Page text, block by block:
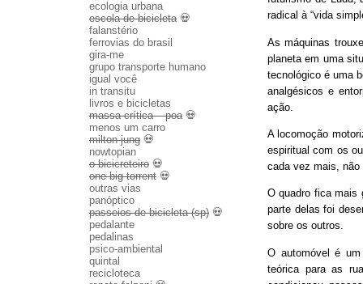
radical à “vida
As máquinas
planeta em uma
tecnológico é uma
analgésicos e
ação.
A locomoção
espiritual com os
cada vez mais,
O quadro fica mais
parte delas foi
sobre os outros.
O automóvel é
teórica para as
ecologia urbana
escola de bicicleta💀
falanstério
ferrovias do brasil
gira-me
grupo transporte humano
igual você
in transitu
livros e bicicletas
massa crítica – poa💀
menos um carro
milton jung 💀
nowtopian
o bicicreteiro 💀
one big torrent 💀
outras vias
panóptico
passeios de bicicleta (sp) 💀
pedalante
pedalinas
psico-ambiental
quintal
recicloteca